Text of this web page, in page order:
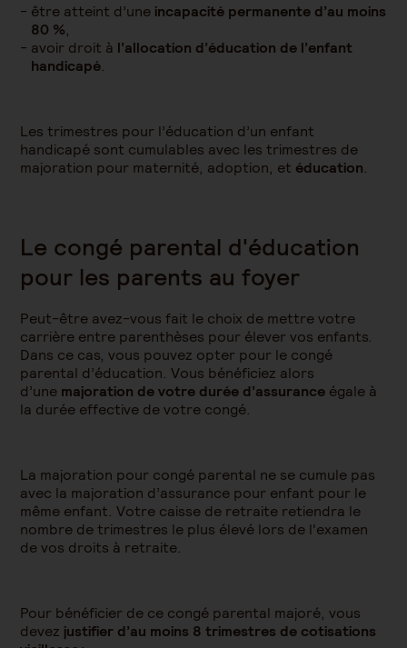
être atteint d’une incapacité permanente d’au moins
80 %,
avoir droit à l’allocation d’éducation de l’enfant
handicapé.
Les trimestres pour l’éducation d’un enfant
handicapé sont cumulables avec les trimestres de
majoration pour maternité, adoption, et éducation.
Le congé parental d'éducation
pour les parents au foyer
Peut-être avez-vous fait le choix de mettre votre
carrière entre parenthèses pour élever vos enfants.
Dans ce cas, vous pouvez opter pour le congé
parental d’éducation. Vous bénéficiez alors
d’une majoration de votre durée d’assurance égale à
la durée effective de votre congé.
La majoration pour congé parental ne se cumule pas
avec la majoration d’assurance pour enfant pour le
même enfant. Votre caisse de retraite retiendra le
nombre de trimestres le plus élevé lors de l'examen
de vos droits à retraite.
Pour bénéficier de ce congé parental majoré, vous
devez justifier d’au moins 8 trimestres de cotisations